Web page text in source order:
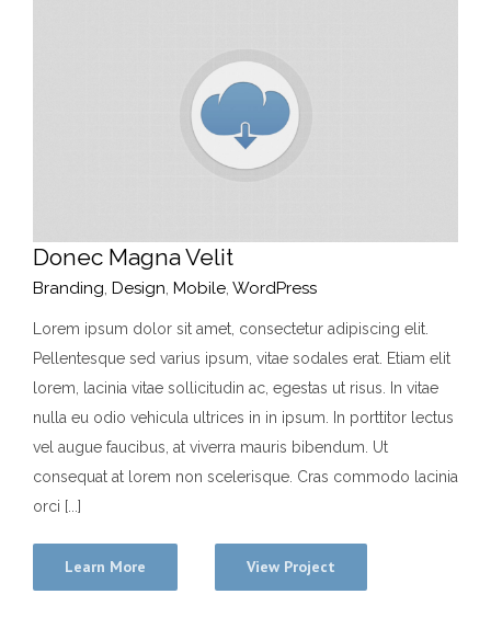
Donec Magna Velit
Branding, Design, Mobile, WordPress
Lorem ipsum dolor sit amet, consectetur adipiscing elit.
Pellentesque sed varius ipsum, vitae sodales erat. Etiam elit
lorem, lacinia vitae sollicitudin ac, egestas ut risus. In vitae
nulla eu odio vehicula ultrices in in ipsum. In porttitor lectus
vel augue faucibus, at viverra mauris bibendum. Ut
consequat at lorem non scelerisque. Cras commodo lacinia
orci [...]
Learn More View Project